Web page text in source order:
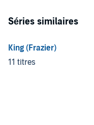
Séries similaires
King (Frazier)
11 titres